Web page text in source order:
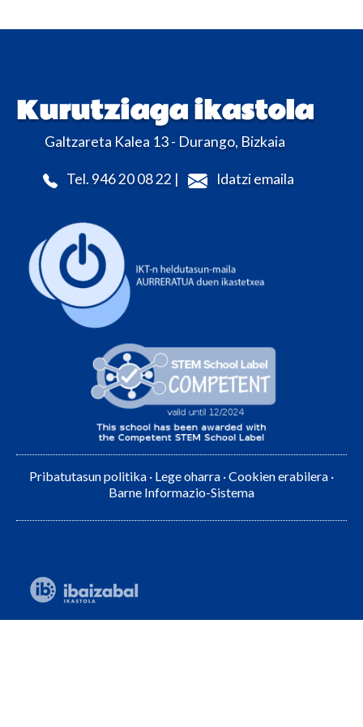
Kurutziaga ikastola
Galtzareta Kalea 13 - Durango, Bizkaia
Tel. 946 20 08 22 | Idatzi emaila
Pribatutasun politika · Lege oharra ·Cookien erabilera ·
Barne Informazio-Sistema